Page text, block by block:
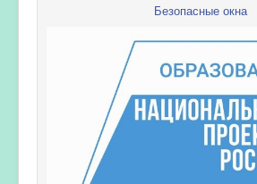
Безопасные окна